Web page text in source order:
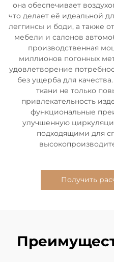
она обеспечивает
что делает её идеальной
леггинсы и боди, а также
мебели и салонов
производственная
миллионов погонных
удовлетворение
без ущерба для
ткани не только
привлекательность
функциональные
улучшенную
подходящими для
Получить